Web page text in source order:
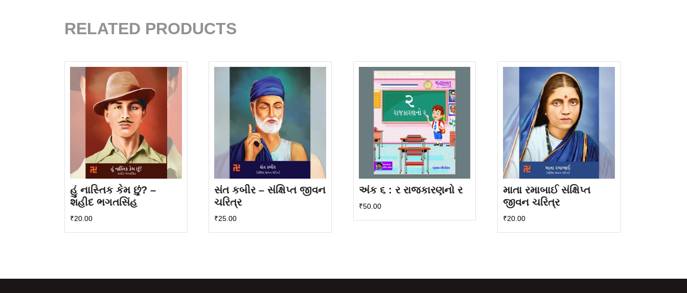
RELATED PRODUCTS
હું નાસ્તિક કેમ છું? –
શહીદ ભગતસિંહ
₹20.00
સંત કબીર – સંક્ષિપ્ત જીવન
ચરિત્ર
₹25.00
અંક ૬ : ર રાજકારણનો ર
₹50.00
માતા રમાબાઈ સંક્ષિપ્ત
જીવન ચરિત્ર
₹20.00